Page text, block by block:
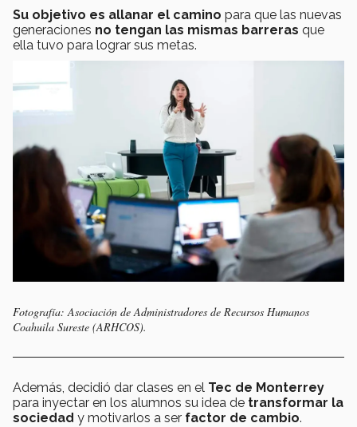
Su objetivo es allanar el camino para que las nuevas
generaciones no tengan las mismas barreras que
ella tuvo para lograr sus metas.
Fotografía: Asociación de Administradores de Recursos Humanos
Coahuila Sureste (ARHCOS).
Además, decidió dar clases en el Tec de Monterrey
para inyectar en los alumnos su idea de transformar la
sociedad y motivarlos a ser factor de cambio.